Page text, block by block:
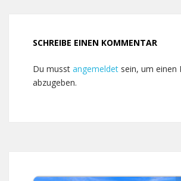
SCHREIBE EINEN KOMMENTAR
Du musst angemeldet sein, um
abzugeben.